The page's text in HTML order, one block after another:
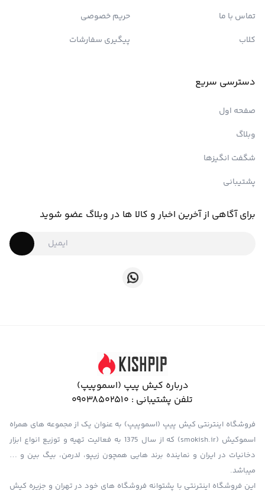
تماس با ما
کلاب
حریم خصوصی
پیگیری سفارشات
دسترسی سریع
صفحه اول
وبلاگ
شگفت انگیزها
پشتیبانی
برای آگاهی از آخرین اخبار و کالا ها در وبلاگ عضو شوید
درباره کیش پیپ (اسموپیپ)
تلفن پشتیبانی : 09038502510
فروشگاه اینترنتی کیش پیپ (اسموپیپ) به عنوان یک از مجموعه های همراه
اسموکیش (smokish.ir) که از سال 1375 به فعالیت تهیه و توزیع انواع ابزار
دخانیات در ایران و نماینده برند هایی همچون زیپو، لدرمن، بیگ بین و …
میباشد.
این فروشگاه اینترنتی با پشتوانه فروشگاه های خود در تهران و جزیره کیش